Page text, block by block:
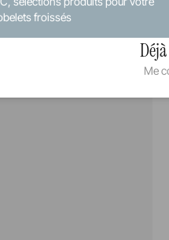
froissés
Me